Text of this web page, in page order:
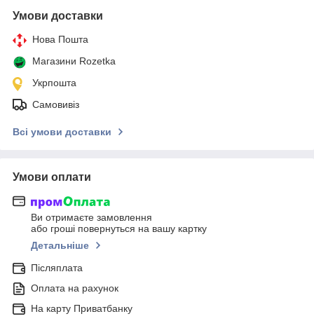
Умови доставки
Нова Пошта
Магазини Rozetka
Укрпошта
Самовивіз
Всі умови доставки
Умови оплати
Ви отримаєте замовлення
або гроші повернуться на вашу картку
Детальніше
Післяплата
Оплата на рахунок
На карту Приватбанку